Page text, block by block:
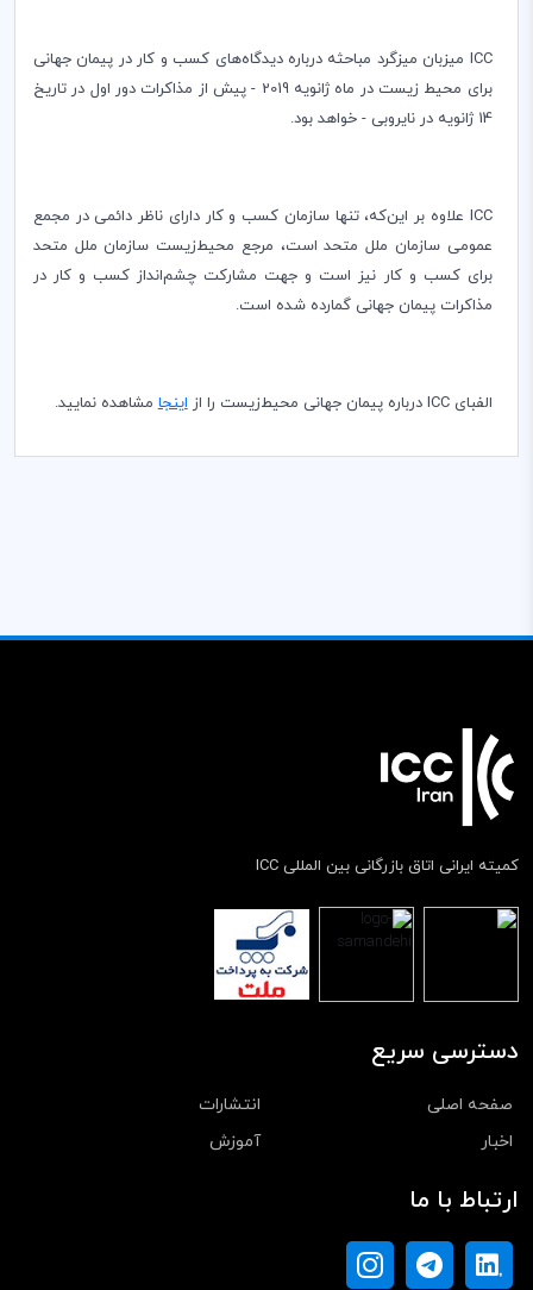
ICC میزبان میزگرد مباحثه درباره دیدگاه‌های کسب و کار در پیمان جهانی
برای محیط زیست در ماه ژانویه 2019 - پیش از مذاکرات دور اول در تاریخ
14 ژانویه در نایروبی - خواهد بود.
ICC علاوه بر این‌که، تنها سازمان کسب و کار دارای ناظر‌ دائمی در مجمع
عمومی سازمان ملل متحد است، مرجع محیط‌زیست سازمان ملل متحد
برای کسب و کار نیز است و جهت مشارکت چشم‌انداز کسب و کار در
مذاکرات پیمان جهانی گمارده شده است.
الفبایICC ‌درباره پیمان جهانی محیط‌زیست را از اینجامشاهده نمایید.
کمیته ایرانی اتاق بازرگانی بین المللی ICC
دسترسی سریع
صفحه اصلی
انتشارات
اخبار
آموزش
ارتباط با ما